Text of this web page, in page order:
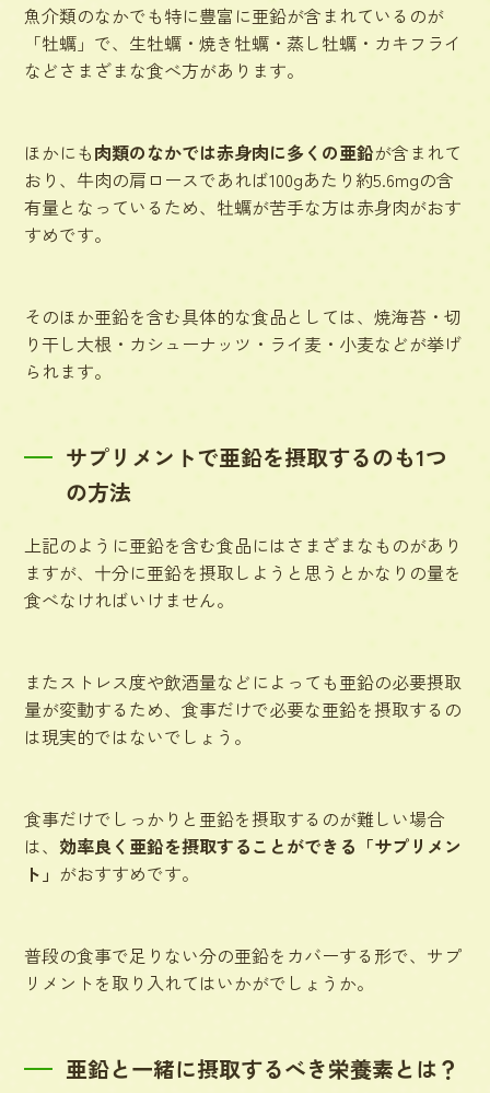
魚介類のなかでも特に豊富に亜鉛が含まれているのが
「牡蠣」 で、生牡蠣・焼き牡蠣・蒸し牡蠣・カキフライ
などさまざまな食べ方があります。
ほかにも肉類のなかでは赤身肉に多くの亜鉛が含まれて
おり、牛肉の肩ロースであれば100gあたり約5.6mgの含
有量となっているため、牡蠣が苦手な方は赤身肉がおす
すめです。
そのほか亜鉛を含む具体的な食品としては、焼海苔・切
り干し大根・カシューナッツ・ライ麦・小麦などが挙げ
られます。
サプリメントで亜鉛を摂取するのも1つ
の方法
上記のように亜鉛を含む食品にはさまざまなものがあり
ますが、十分に亜鉛を摂取しようと思うとかなりの量を
食べなければいけません。
またストレス度や飲酒量などによっても亜鉛の必要摂取
量が変動する ため、食事だけで必要な亜鉛を摂取するの
は現実的ではないでしょう。
食事だけでしっかりと亜鉛を摂取するのが難しい場合
は、 効率良く亜鉛を摂取することができる「サプリメン
ト」 がおすすめです。
普段の食事で足りない分の亜鉛をカバーする形で、サプ
リメントを取り入れてはいかがでしょうか。
亜鉛と一緒に摂取するべき栄養素とは？